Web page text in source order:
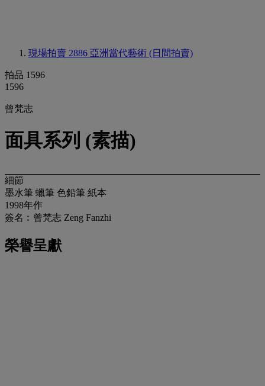
現場拍賣 2886 亞洲當代藝術 (日間拍賣)
拍品 1596
1596
曾梵志
面具系列 (素描)
細節
墨水筆 蠟筆 色鉛筆 紙本
1998年作
簽名︰曾梵志 Zeng Fanzhi
榮譽呈獻